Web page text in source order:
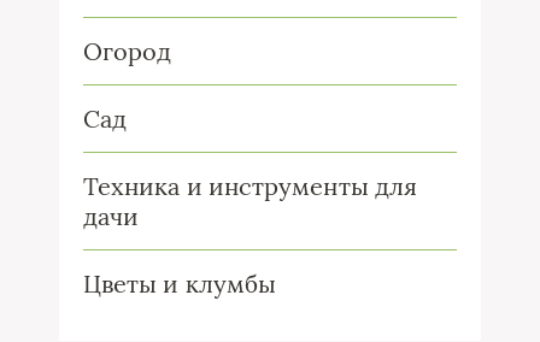
Огород
Сад
Техника и инструменты для
дачи
Цветы и клумбы